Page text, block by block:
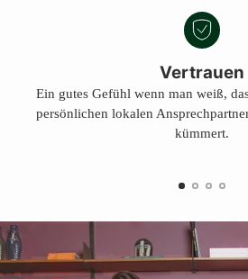
Vertrauen
Ein gutes Gefühl wenn man weiß,
persönlichen lokalen
kümmert.